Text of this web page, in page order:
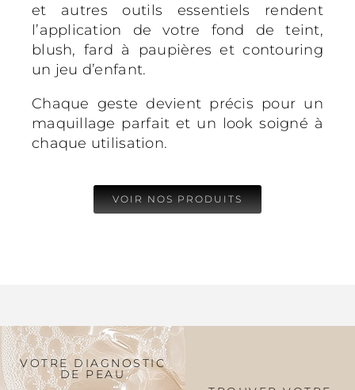
et autres outils essentiels rendent
l’application de votre fond de teint,
blush, fard à paupières et contouring
un jeu d’enfant.
Chaque geste devient précis pour un
maquillage parfait et un look soigné à
chaque utilisation.
VOIR NOS PRODUITS
VOTRE DIAGNOSTIC
DE PEAU